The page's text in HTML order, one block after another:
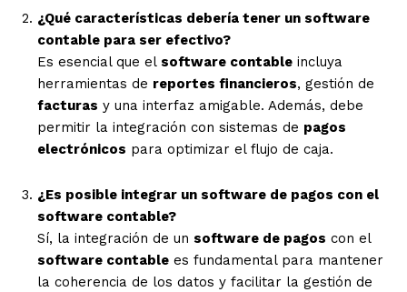
¿Qué características debería tener un software
contable para ser efectivo?
Es esencial que el software contable incluya
herramientas de reportes financieros, gestión de
facturas y una interfaz amigable. Además, debe
permitir la integración con sistemas de pagos
electrónicos para optimizar el flujo de caja.
¿Es posible integrar un software de pagos con el
software contable?
Sí, la integración de un software de pagos con el
software contable es fundamental para mantener
la coherencia de los datos y facilitar la gestión de